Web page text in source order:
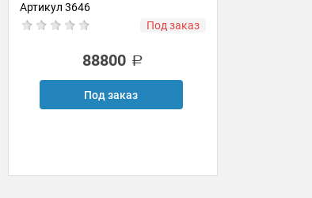
Артикул 3646
Под заказ
88800
Под заказ